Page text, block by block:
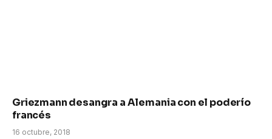
Griezmann desangra a Alemania con el poderío
francés
16 octubre, 2018